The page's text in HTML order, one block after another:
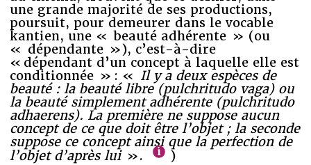
une grande majorité de ses productions,
poursuit, pour demeurer dans le vocable
kantien, une « beauté adhérente » (ou
« dépendante »), c’est-à-dire
« dépendant d’un concept à laquelle elle est
conditionnée » : « Il y a deux espèces de
beauté : la beauté libre (pulchritudo vaga) ou
la beauté simplement adhérente (pulchritudo
adhaerens). La première ne suppose aucun
concept de ce que doit être l’objet ; la seconde
suppose ce concept ainsi que la perfection de
l’objet d’après lui». )